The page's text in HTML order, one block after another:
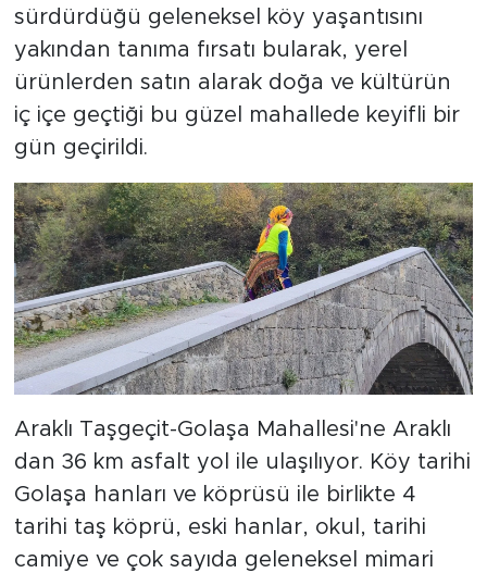
sürdürdüğü geleneksel köy yaşantısını
yakından tanıma fırsatı bularak, yerel
ürünlerden satın alarak doğa ve kültürün
iç içe geçtiği bu güzel mahallede keyifli bir
gün geçirildi.
Araklı Taşgeçit-Golaşa Mahallesi'ne Araklı
dan 36 km asfalt yol ile ulaşılıyor. Köy tarihi
Golaşa hanları ve köprüsü ile birlikte 4
tarihi taş köprü, eski hanlar, okul, tarihi
camiye ve çok sayıda geleneksel mimari